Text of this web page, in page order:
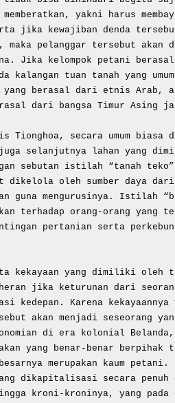
yakni harus
jika kewajiban denda
pelanggar tersebut akan
Jika kelompok petani
kalangan tuan tanah yang
yang berasal dari etnis Arab,
dari bangsa Timur Asing
selanjutnya lahan yang
sebutan istilah “tanah
dikelola oleh sumber daya dari
guna mengurusinya. Istilah
terhadap orang-orang yang
pertanian serta
yang dimiliki oleh
jika keturunan dari
kedepan. Karena
akan menjadi seseorang
di era kolonial
yang benar-benar berpihak
merupakan kaum petani.
dikapitalisasi secara
kroni-kroninya, yang pada